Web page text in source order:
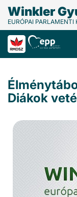
Winkler
EURÓPAI PARLAMENTI
Diákok